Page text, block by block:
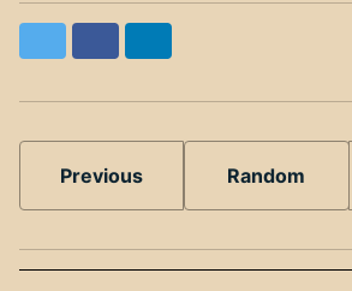
Previous Random